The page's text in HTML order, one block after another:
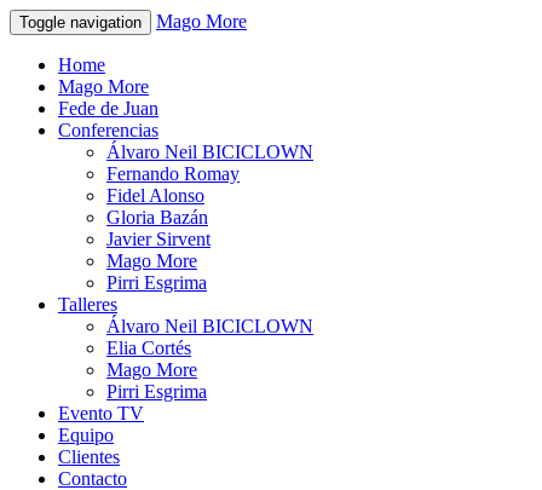
Toggle navigation Mago More
Home
Mago More
Fede de Juan
Conferencias
Álvaro Neil BICICLOWN
Fernando Romay
Fidel Alonso
Gloria Bazán
Javier Sirvent
Mago More
Pirri Esgrima
Talleres
Álvaro Neil BICICLOWN
Elia Cortés
Mago More
Pirri Esgrima
Evento TV
Equipo
Clientes
Contacto